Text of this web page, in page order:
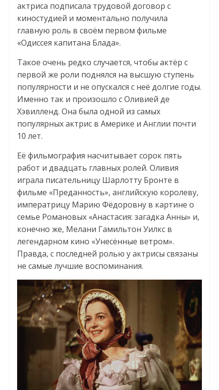
актриса подписала трудовой договор с
киностудией и моментально получила
главную роль в своём первом фильме
«Одиссея капитана Блада».
Такое очень редко случается, чтобы актёр с
первой же роли поднялся на высшую ступень
популярности и не опускался с неё долгие годы.
Именно так и произошло с Оливией де
Хэвилленд. Она была одной из самых
популярных актрис в Америке и Англии почти
10 лет.
Её фильмография насчитывает сорок пять
работ и двадцать главных ролей. Оливия
играла писательницу Шарлотту Бронте в
фильме «Преданность», английскую королеву,
императрицу Марию Фёдоровну в картине о
семье Романовых «Анастасия: загадка Анны» и,
конечно же, Мелани Гамильтон Уилкс в
легендарном кино «Унесённые ветром».
Правда, с последней ролью у актрисы связаны
не самые лучшие воспоминания.